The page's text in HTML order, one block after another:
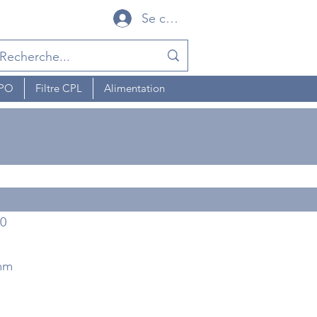
Se connecter
Filtre CPL Alimentation